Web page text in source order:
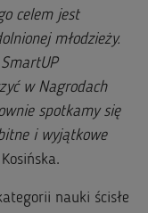
celem jest
młodzieży.
w Nagrodach
spotkamy się
i wyjątkowe
nauki ścisłe